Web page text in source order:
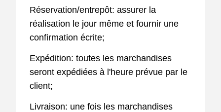
Réservation/entrepôt: assurer la
réalisation le jour même et fournir une
confirmation écrite;
Expédition: toutes les marchandises
seront expédiées à l'heure prévue par le
client;
Livraison: une fois les marchandises